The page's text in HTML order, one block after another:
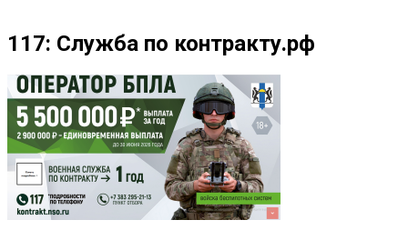
117: Служба по контракту.рф